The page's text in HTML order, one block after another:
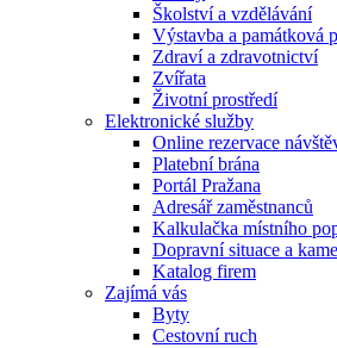
Školství a vzdělávání
Výstavba a památková
Zdraví a zdravotnictví
Zvířata
Životní prostředí
Elektronické služby
Online rezervace
Platební brána
Portál Pražana
Adresář zaměstnanců
Kalkulačka místního
Dopravní situace a
Katalog firem
Zajímá vás
Byty
Cestovní ruch